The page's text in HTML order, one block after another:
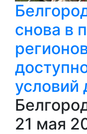
снова в
условий
21 мая